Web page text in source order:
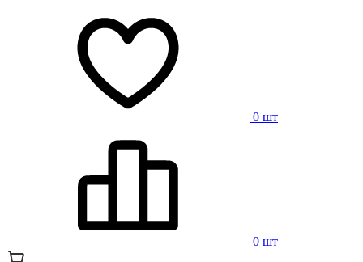
0 шт
0 шт